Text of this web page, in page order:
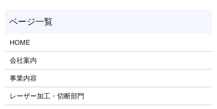
HOME
会社案内
事業内容
レーザー加工・切断部門